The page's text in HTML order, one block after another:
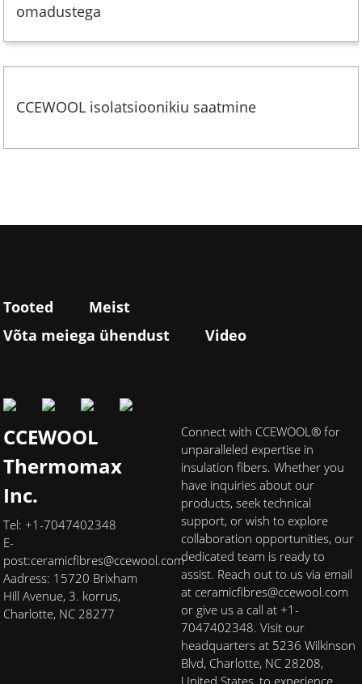
omadustega
CCEWOOL isolatsioonikiu saatmine
Tooted
Meist
Võta meiega ühendust
Video
CCEWOOL
Thermomax
Inc.
Tel: +1-7047402348
E-
post:ceramicfibres@ccewool.com
Aadress: 15720 Brixham
Hill Avenue, 3. korrus,
Charlotte, NC 28277
Connect with CCEWOOL® for
unparalleled expertise in
insulation fibers. Whether you
have inquiries about our
products, seek technical
support, or wish to explore
collaboration opportunities, our
dedicated team is ready to
assist. Reach out to us via email
at ceramicfibres@ccewool.com
or give us a call at +1-
7047402348. Visit our
headquarters at 5236 Wilkinson
Blvd, Charlotte, NC 28208,
United States, to experience